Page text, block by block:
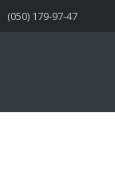
(050) 179-97-47